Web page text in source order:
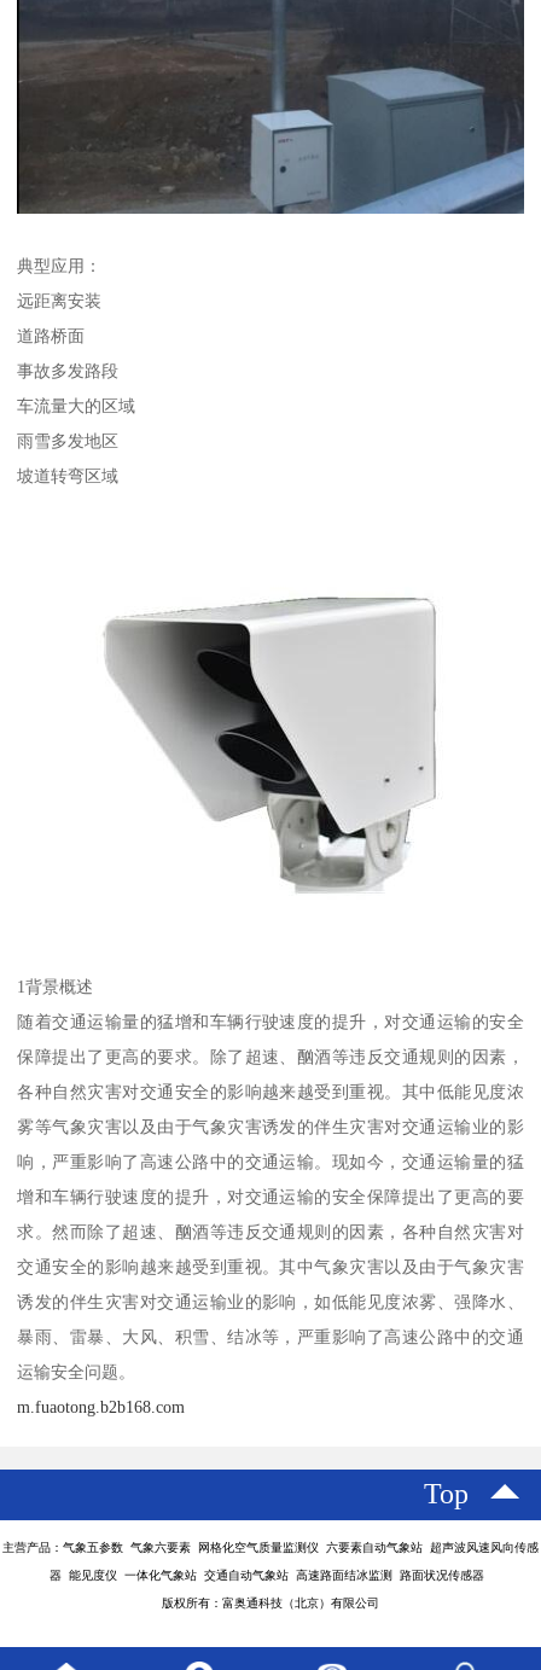
典型应用：
远距离安装
道路桥面
事故多发路段
车流量大的区域
雨雪多发地区
坡道转弯区域
1背景概述
随着交通运输量的猛增和车辆行驶速度的提升，对交通运输的安全
保障提出了更高的要求。除了超速、酗酒等违反交通规则的因素，
各种自然灾害对交通安全的影响越来越受到重视。其中低能见度浓
雾等气象灾害以及由于气象灾害诱发的伴生灾害对交通运输业的影
响，严重影响了高速公路中的交通运输。现如今，交通运输量的猛
增和车辆行驶速度的提升，对交通运输的安全保障提出了更高的要
求。然而除了超速、酗酒等违反交通规则的因素，各种自然灾害对
交通安全的影响越来越受到重视。其中气象灾害以及由于气象灾害
诱发的伴生灾害对交通运输业的影响，如低能见度浓雾、强降水、
暴雨、雷暴、大风、积雪、结冰等，严重影响了高速公路中的交通
运输安全问题。
m.fuaotong.b2b168.com
Top
主营产品：气象五参数 气象六要素 网格化空气质量监测仪 六要素自动气象站 超声波风速风向传感
器 能见度仪 一体化气象站 交通自动气象站 高速路面结冰监测 路面状况传感器
版权所有：富奥通科技（北京）有限公司